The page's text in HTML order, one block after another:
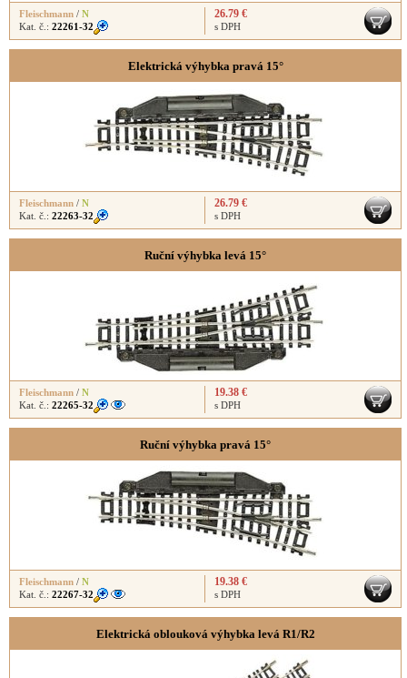
Fleischmann / N
Kat. č.: 22261-32
26.79 €
s DPH
Elektrická výhybka pravá 15°
Fleischmann / N
Kat. č.: 22263-32
26.79 €
s DPH
Ruční výhybka levá 15°
Fleischmann / N
Kat. č.: 22265-32
19.38 €
s DPH
Ruční výhybka pravá 15°
Fleischmann / N
Kat. č.: 22267-32
19.38 €
s DPH
Elektrická oblouková výhybka levá R1/R2